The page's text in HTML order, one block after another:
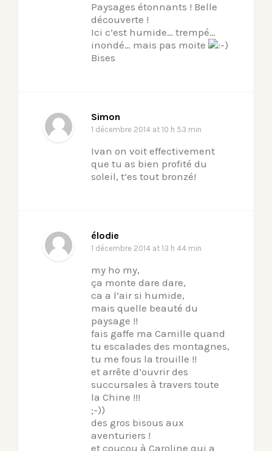
Paysages étonnants ! Belle
découverte !
Ici c’est humide… trempé…
inondé… mais pas moite
Bises
Simon
1 décembre 2014 at 10 h 53 min
Ivan on voit effectivement
que tu as bien profité du
soleil, t’es tout bronzé!
élodie
1 décembre 2014 at 13 h 44 min
my ho my,
ça monte dare dare,
ca a l’air si humide,
mais quelle beauté du
paysage !!
fais gaffe ma Camille quand
tu escalades des montagnes,
tu me fous la trouille !!
et arrête d’ouvrir des
succursales à travers toute
la Chine !!!
;-))
des gros bisous aux
aventuriers !
et coucou à Caroline qui a